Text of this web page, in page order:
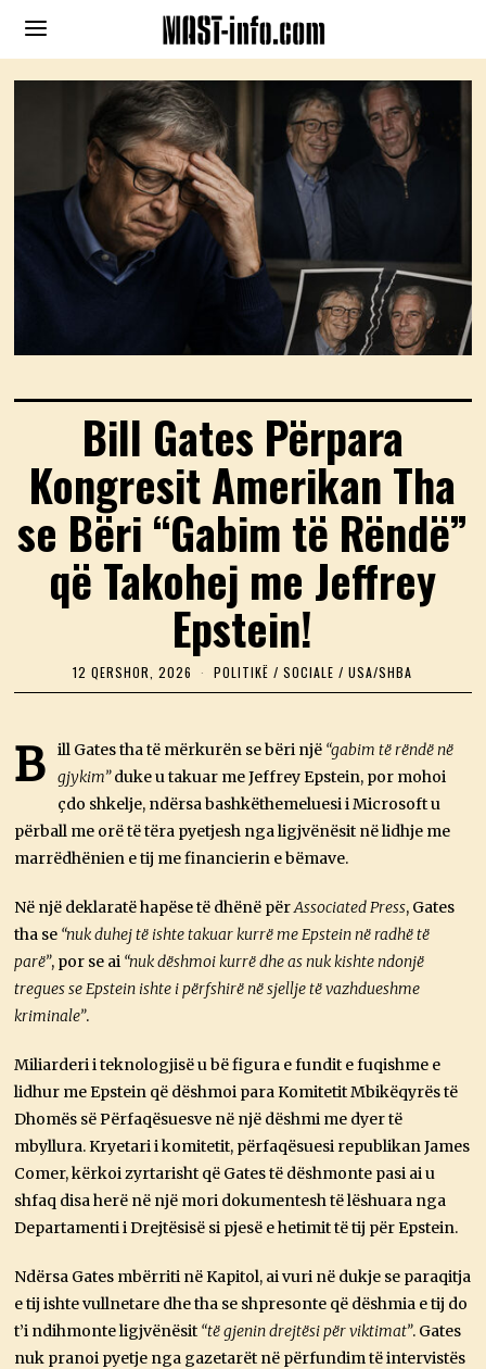
Bill Gates Përpara
Kongresit Amerikan Tha
se Bëri “Gabim të Rëndë”
që Takohej me Jeffrey
Epstein!
12 QERSHOR, 2026
2
R
S
H
R
,
0
6
POLITIKË / SOCIALE / USA/SHBA
B ill Gates tha të mërkurën se bëri një “gabim të rëndë në
gjykim”duke u takuar me Jeffrey Epstein, por mohoi
çdo shkelje, ndërsa bashkëthemeluesi i Microsoft u
përball me orë të tëra pyetjesh nga ligjvënësit në lidhje me
marrëdhënien e tij me financierin e bëmave.
Në një deklaratë hapëse të dhënë përAssociated Press, Gates
tha se “nuk duhej të ishte takuar kurrë me Epstein në radhë të
parë”, por se ai “nuk dëshmoi kurrë dhe as nuk kishte ndonjë
tregues se Epstein ishte i përfshirë në sjellje të vazhdueshme
kriminale”.
Miliarderi i teknologjisë u bë figura e fundit e fuqishme e
lidhur me Epstein që dëshmoi para Komitetit Mbikëqyrës të
Dhomës së Përfaqësuesve në një dëshmi me dyer të
mbyllura. Kryetari i komitetit, përfaqësuesi republikan James
Comer, kërkoi zyrtarisht që Gates të dëshmonte pasi ai u
shfaq disa herë në një mori dokumentesh të lëshuara nga
Departamenti i Drejtësisë si pjesë e hetimit të tij për Epstein.
Ndërsa Gates mbërriti në Kapitol, ai vuri në dukje se paraqitja
e tij ishte vullnetare dhe tha se shpresonte që dëshmia e tij do
t’i ndihmonte ligjvënësit “të gjenin drejtësi për viktimat”. Gates
nuk pranoi pyetje nga gazetarët në përfundim të intervistës